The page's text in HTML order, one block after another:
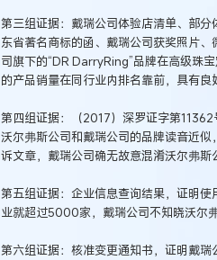
第三组证据：戴瑞公司体验店清单、部
东省著名商标的函、戴瑞公司获奖照片
司旗下的“DR DarryRing”品牌在高级珠
的产品销量在同行业内排名靠前，具有良
第四组证据：（2017）深罗证字第
沃尔弗斯公司和戴瑞公司的品牌读音近
诉文章，戴瑞公司确无故意混淆沃尔弗斯
第五组证据：企业信息查询结果，证明
业就超过5000家，戴瑞公司不知晓沃尔
第六组证据：核准变更通知书，证明戴瑞